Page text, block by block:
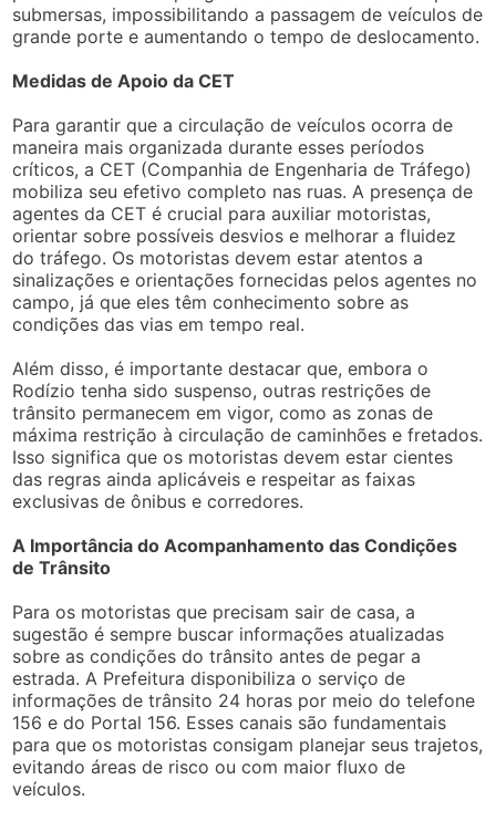
submersas, impossibilitando a passagem de veículos de
grande porte e aumentando o tempo de deslocamento.
Medidas de Apoio da CET
Para garantir que a circulação de veículos ocorra de
maneira mais organizada durante esses períodos
críticos, a CET (Companhia de Engenharia de Tráfego)
mobiliza seu efetivo completo nas ruas. A presença de
agentes da CET é crucial para auxiliar motoristas,
orientar sobre possíveis desvios e melhorar a fluidez
do tráfego. Os motoristas devem estar atentos a
sinalizações e orientações fornecidas pelos agentes no
campo, já que eles têm conhecimento sobre as
condições das vias em tempo real.
Além disso, é importante destacar que, embora o
Rodízio tenha sido suspenso, outras restrições de
trânsito permanecem em vigor, como as zonas de
máxima restrição à circulação de caminhões e fretados.
Isso significa que os motoristas devem estar cientes
das regras ainda aplicáveis e respeitar as faixas
exclusivas de ônibus e corredores.
A Importância do Acompanhamento das Condições
de Trânsito
Para os motoristas que precisam sair de casa, a
sugestão é sempre buscar informações atualizadas
sobre as condições do trânsito antes de pegar a
estrada. A Prefeitura disponibiliza o serviço de
informações de trânsito 24 horas por meio do telefone
156 e do Portal 156. Esses canais são fundamentais
para que os motoristas consigam planejar seus trajetos,
evitando áreas de risco ou com maior fluxo de
veículos.